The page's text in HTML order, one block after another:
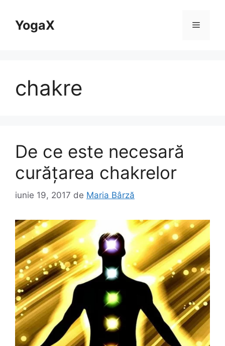
conținutYogaX Meniu
chakre
De ce este necesară
curățarea chakrelor
iunie 19, 2017 de Maria Bârză